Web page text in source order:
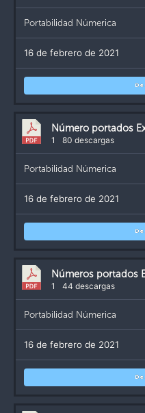
Portabilidad Númerica
16 de febrero de 2021
Número portados
1 80 descargas
Portabilidad Númerica
16 de febrero de 2021
Números portados
1 44 descargas
Portabilidad Númerica
16 de febrero de 2021